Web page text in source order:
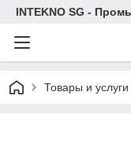
INTEKNO SG -
Товары и услуги